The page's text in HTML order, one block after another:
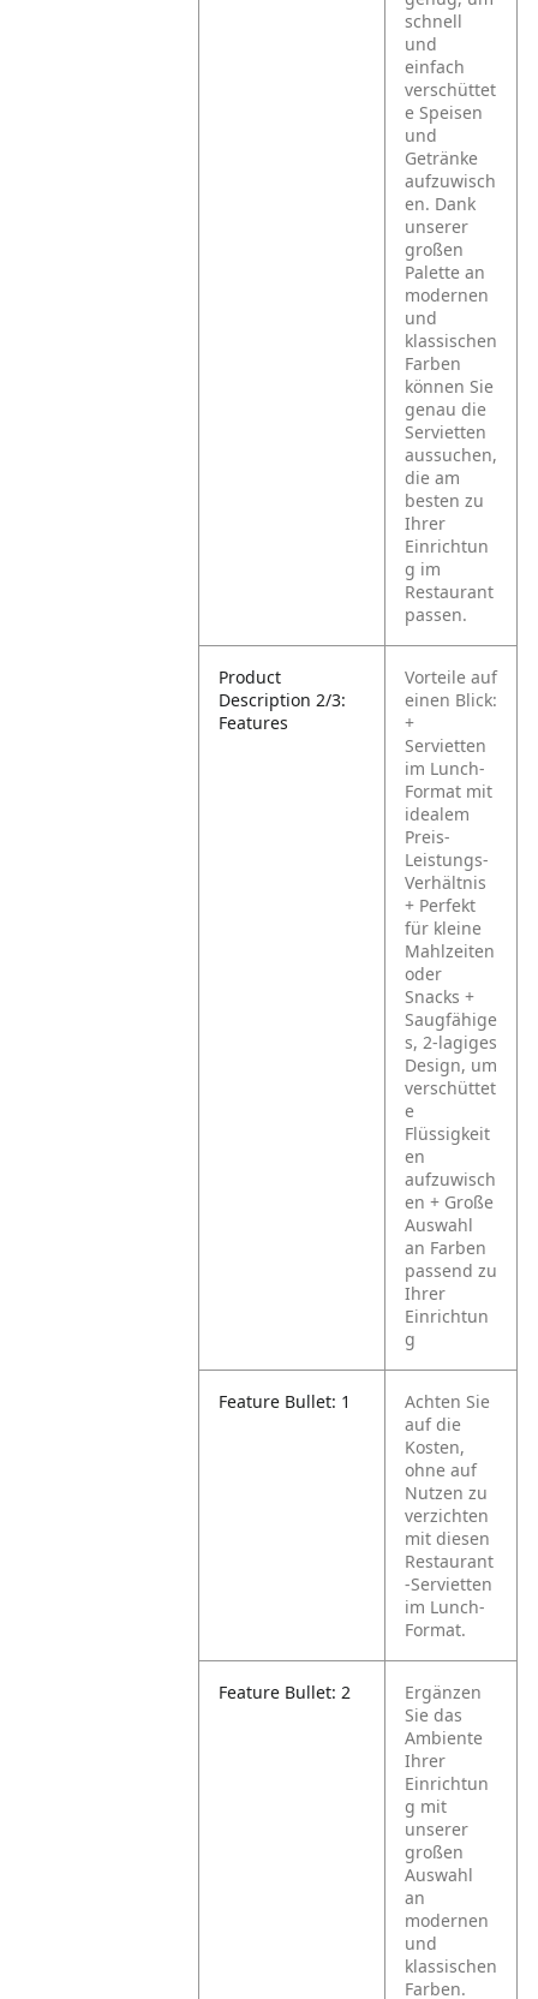
schnell
und
einfach
verschüttet
e Speisen
und
Getränke
aufzuwisch
en. Dank
unserer
großen
Palette an
modernen
und
klassischen
Farben
können Sie
genau die
Servietten
aussuchen,
die am
besten zu
Ihrer
Einrichtun
g im
Restaurant
passen.
Product
Description 2/3:
Features
Vorteile auf
einen Blick:
+
Servietten
im Lunch-
Format mit
idealem
Preis-
Leistungs-
Verhältnis
+ Perfekt
für kleine
Mahlzeiten
oder
Snacks +
Saugfähige
s, 2-lagiges
Design, um
verschüttet
e
Flüssigkeit
en
aufzuwisch
en + Große
Auswahl
an Farben
passend zu
Ihrer
Einrichtun
g
Feature Bullet: 1
Achten Sie
auf die
Kosten,
ohne auf
Nutzen zu
verzichten
mit diesen
Restaurant
-Servietten
im Lunch-
Format.
Feature Bullet: 2
Ergänzen
Sie das
Ambiente
Ihrer
Einrichtun
g mit
unserer
großen
Auswahl
an
modernen
und
klassischen
Farben.